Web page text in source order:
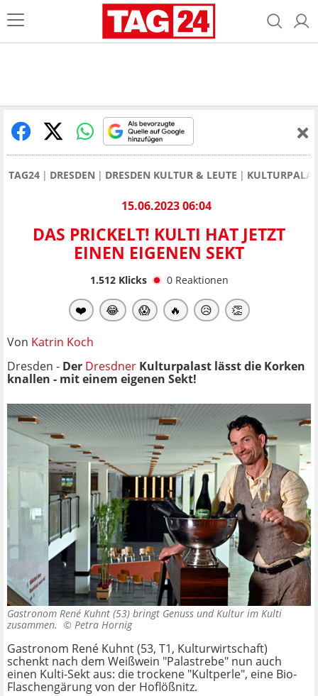
TAG24 DRESDEN DRESDEN KULTUR & LEUTE
15.06.2023 06:04
DAS PRICKELT! KULTI HAT JETZT
EINEN EIGENEN SEKT
1.512Klicks 0 Reaktionen
❤️ 😂 😱 🔥 😥 👏
Von Katrin Koch
Dresden - Der Dresdner Kulturpalast lässt die Korken
knallen - mit einem eigenen Sekt!
Gastronom René Kuhnt (53) bringt Genuss und Kultur im Kulti
zusammen. © Petra Hornig
Gastronom René Kuhnt (53, T1, Kulturwirtschaft)
schenkt nach dem Weißwein "Palastrebe" nun auch
einen Kulti-Sekt aus: die trockene "Kultperle", eine Bio-
Flaschengärung von der Hoflößnitz.